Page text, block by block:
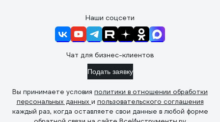
Наши соцсети
Чат для бизнес-клиентов
Подать заявку
Вы принимаете условия политики в отношении обработки
персональных данных и пользовательского соглашения
каждый раз, когда оставляете свои данные в любой форме